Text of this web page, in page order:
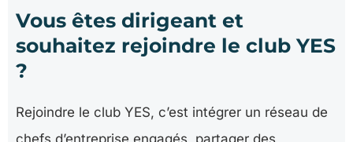
Vous êtes dirigeant et
souhaitez rejoindre le club YES
?
Rejoindre le club YES, c’est intégrer un réseau de
chefs d’entreprise engagés, partager des